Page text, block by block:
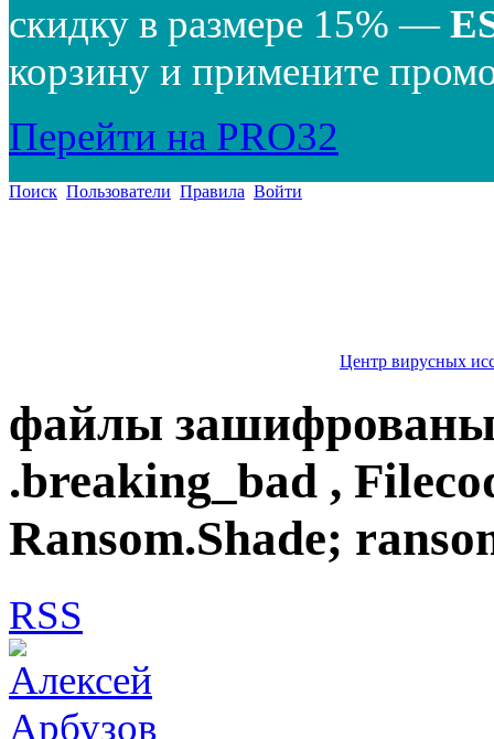
скидку в размере 15% —
корзину и примените
Перейти на PRO32
Поиск Пользователи Правила Войти
Центр вирусных
файлы
.breaking_bad ,
Ransom.Shade;
RSS